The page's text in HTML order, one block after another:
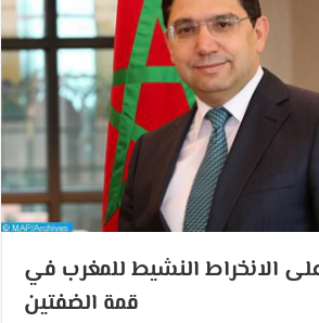
الانخراط النشيط للمغرب في
قمة الضفتين